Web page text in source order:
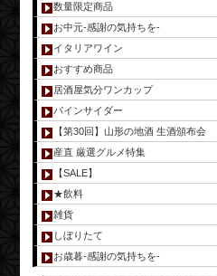
数量限定商品
お中元-感謝の気持ちを-
イタリアワイン
おすすめ商品
居酒屋気分ワンカップ
パインサイダー
【第30回】山形の地酒 生酒頒布会
産直 厳選グルメ特集
【SALE】
★飲料
雑貨
しぼりたて
お歳暮-感謝の気持ちを-